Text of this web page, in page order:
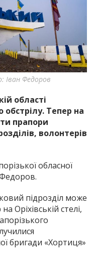
про події
та області.
Іван Федоров
області
обстрілу. Тепер на
прапори
волонтерів
обласної
Федоров.
підрозділ може
Оріхівській стелі,
бригади «Хортиця»